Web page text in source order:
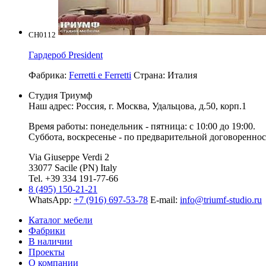
CH0112
Гардероб President
Фабрика: Ferretti e Ferretti Страна: Италия
Студия Триумф
Наш адрес: Россия, г. Москва, Удальцова, д.50, корп.1
Время работы: понедельник - пятница: с 10:00 до 19:00.
Суббота, воскресенье - по предварительной
Via Giuseppe Verdi 2
33077 Sacile (PN) Italy
Tel. +39 334 191-77-66
8 (495) 150-21-21
WhatsApp: +7 (916) 697-53-78 E-mail: info@triumf-studio.ru
Каталог мебели
Фабрики
В наличии
Проекты
О компании